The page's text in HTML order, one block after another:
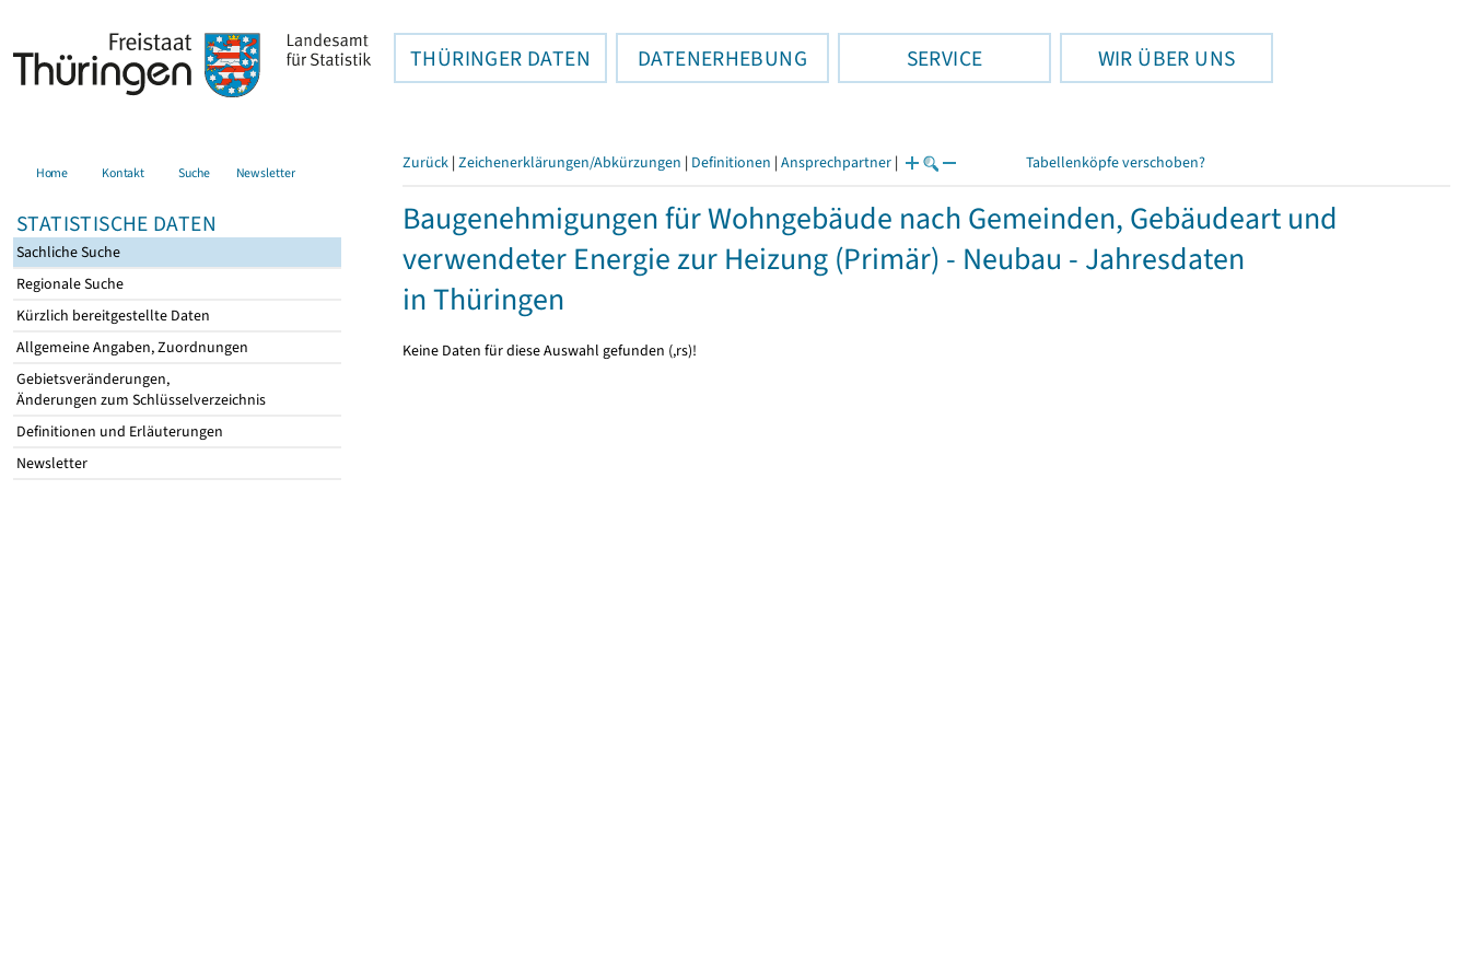
THÜRINGER DATEN DATENERHEBUNG SERVICE WIR ÜBER UNS
Home Kontakt Suche Newsletter
STATISTISCHE DATEN
Sachliche Suche
Regionale Suche
Kürzlich bereitgestellte Daten
Allgemeine Angaben, Zuordnungen
Gebietsveränderungen,
Änderungen zum Schlüsselverzeichnis
Definitionen und Erläuterungen
Newsletter
Zurück | Zeichenerklärungen/Abkürzungen | Definitionen | Ansprechpartner | Tabellenköpfe verschoben?
Baugenehmigungen für Wohngebäude nach Gemeinden, Gebäudeart und
verwendeter Energie zur Heizung (Primär) - Neubau - Jahresdaten
in Thüringen
Keine Daten für diese Auswahl gefunden (,rs)!